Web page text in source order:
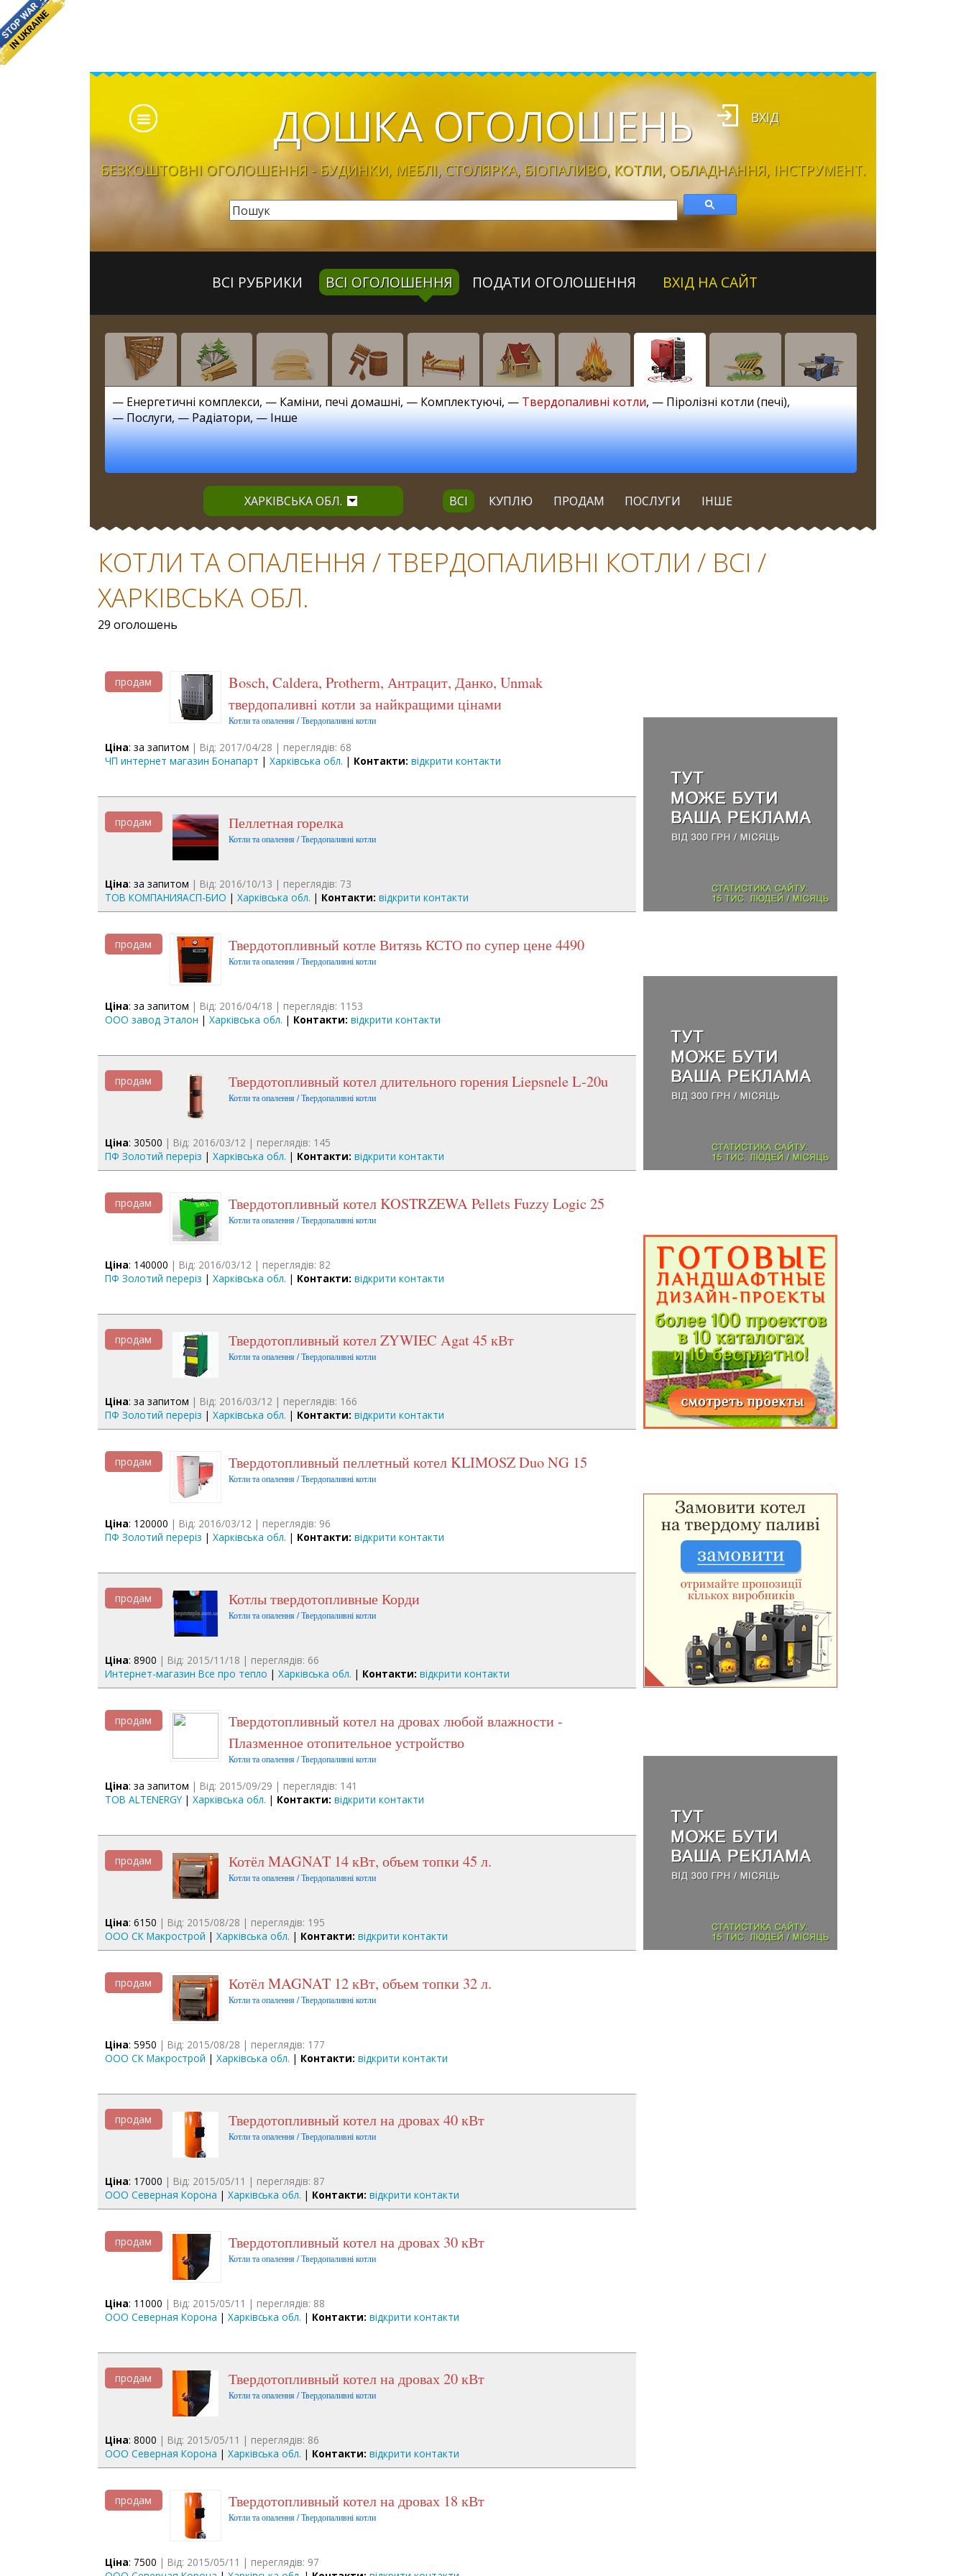
ДОШКА ОГОЛОШЕНЬ
БЕЗКОШТОВНІ ОГОЛОШЕННЯ - БУДИНКИ, МЕБЛІ, CТОЛЯРКА, БІОПАЛИВО, КОТЛИ, ОБЛАДНАННЯ, ІНСТРУМЕНТ.
ВХІД
ВСІ РУБРИКИ ВСІ ОГОЛОШЕННЯ ПОДАТИ ОГОЛОШЕННЯ ВХІД НА САЙТ
— Енергетичні комплекси, — Каміни, печі домашні, — Комплектуючі, — Твердопаливні котли, — Піролізні котли (печі),
—Послуги, —Радіатори, —Інше
ХАРКІВСЬКА ОБЛ. ВСІ КУПЛЮ ПРОДАМ ПОСЛУГИ ІНШЕ
КОТЛИ ТА ОПАЛЕННЯ / ТВЕРДОПАЛИВНІ КОТЛИ / ВСІ /
ХАРКІВСЬКА ОБЛ.
29 оголошень
продам
Bosch, Caldera, Protherm, Антрацит, Данко, Unmak
твердопаливні котли за найкращими цінами
Котли та опалення / Твердопаливні котли
Ціна: за запитом | Від: 2017/04/28 | переглядів: 68
ЧП интернет магазин Бонапарт | Харківська обл. | Контакти: відкрити контакти
продам Пеллетная горелка
Котли та опалення / Твердопаливні котли
Ціна: за запитом | Від: 2016/10/13 | переглядів: 73
ТОВ КОМПАНИЯАСП-БИО | Харківська обл. | Контакти: відкрити контакти
продам Твердотопливный котле Витязь КСТО по супер цене 4490
Котли та опалення / Твердопаливні котли
Ціна: за запитом | Від: 2016/04/18 | переглядів: 1153
ООО завод Эталон | Харківська обл. | Контакти: відкрити контакти
продам Твердотопливный котел длительного горения Liepsnele L-20u
Котли та опалення / Твердопаливні котли
Ціна: 30500 | Від: 2016/03/12 | переглядів: 145
ПФ Золотий переріз | Харківська обл. | Контакти: відкрити контакти
продам Твердотопливный котел KOSTRZEWA Pellets Fuzzy Logic 25
Котли та опалення / Твердопаливні котли
Ціна: 140000 | Від: 2016/03/12 | переглядів: 82
ПФ Золотий переріз | Харківська обл. | Контакти: відкрити контакти
продам Твердотопливный котел ZYWIEC Agat 45 кВт
Котли та опалення / Твердопаливні котли
Ціна: за запитом | Від: 2016/03/12 | переглядів: 166
ПФ Золотий переріз | Харківська обл. | Контакти: відкрити контакти
продам Твердотопливный пеллетный котел KLIMOSZ Duo NG 15
Котли та опалення / Твердопаливні котли
Ціна: 120000 | Від: 2016/03/12 | переглядів: 96
ПФ Золотий переріз | Харківська обл. | Контакти: відкрити контакти
продам Котлы твердотопливные Корди
Котли та опалення / Твердопаливні котли
Ціна: 8900 | Від: 2015/11/18 | переглядів: 66
Интернет-магазин Все про тепло | Харківська обл. | Контакти: відкрити контакти
продам
Твердотопливный котел на дровах любой влажности -
Плазменное отопительное устройство
Котли та опалення / Твердопаливні котли
Ціна: за запитом | Від: 2015/09/29 | переглядів: 141
ТОВ ALTENERGY| Харківська обл. | Контакти: відкрити контакти
продам Котёл MAGNAT 14 кВт, объем топки 45 л.
Котли та опалення / Твердопаливні котли
Ціна: 6150 | Від: 2015/08/28 | переглядів: 195
ООО СК Макрострой | Харківська обл. | Контакти: відкрити контакти
продам Котёл MAGNAT 12 кВт, объем топки 32 л.
Котли та опалення / Твердопаливні котли
Ціна: 5950 | Від: 2015/08/28 | переглядів: 177
ООО СК Макрострой | Харківська обл. | Контакти: відкрити контакти
продам Твердотопливный котел на дровах 40 кВт
Котли та опалення / Твердопаливні котли
Ціна: 17000 | Від: 2015/05/11 | переглядів: 87
ООО Северная Корона | Харківська обл. | Контакти: відкрити контакти
продам Твердотопливный котел на дровах 30 кВт
Котли та опалення / Твердопаливні котли
Ціна: 11000 | Від: 2015/05/11 | переглядів: 88
ООО Северная Корона | Харківська обл. | Контакти: відкрити контакти
продам Твердотопливный котел на дровах 20 кВт
Котли та опалення / Твердопаливні котли
Ціна: 8000 | Від: 2015/05/11 | переглядів: 86
ООО Северная Корона | Харківська обл. | Контакти: відкрити контакти
продам Твердотопливный котел на дровах 18 кВт
Котли та опалення / Твердопаливні котли
Ціна: 7500 | Від: 2015/05/11 | переглядів: 97